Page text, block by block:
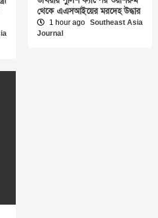
থেকে এএসআইয়ের মরদেহ উদ্ধার
1 hour ago Southeast Asia
Journal